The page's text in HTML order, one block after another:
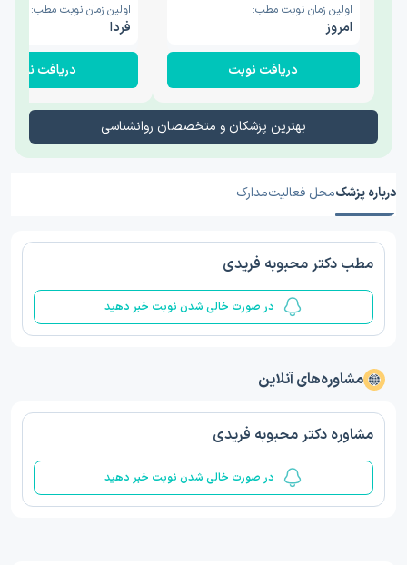
اولین زمان نوبت مطب:
امروز
دریافت نوبت
اولین زمان نوبت مطب:
فردا
دریافت نوبت
بهترین پزشکان و متخصصان روانشناسی
درباره پزشکمحل فعالیتمدارک
مطب دکتر محبوبه فریدی
در صورت خالی شدن نوبت خبر دهید
مشاوره‌های آنلاین
مشاوره دکتر محبوبه فریدی
در صورت خالی شدن نوبت خبر دهید